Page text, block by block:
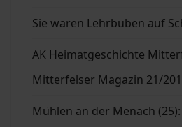
Sie waren Lehrbuben auf
AK Heimatgeschichte
Mitterfelser Magazin 21/
Mühlen an der Menach